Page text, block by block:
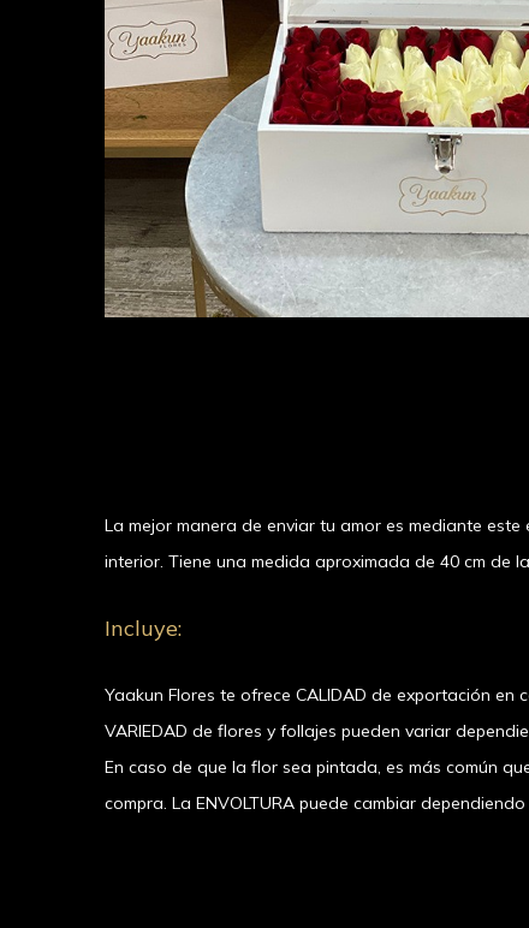
La mejor manera de enviar tu amor es mediante
interior. Tiene una medida aproximada de 40 cm de
Incluye:
Yaakun Flores te ofrece CALIDAD de exportación
VARIEDAD de flores y follajes pueden variar
En caso de que la flor sea pintada, es más común
compra. La ENVOLTURA puede cambiar